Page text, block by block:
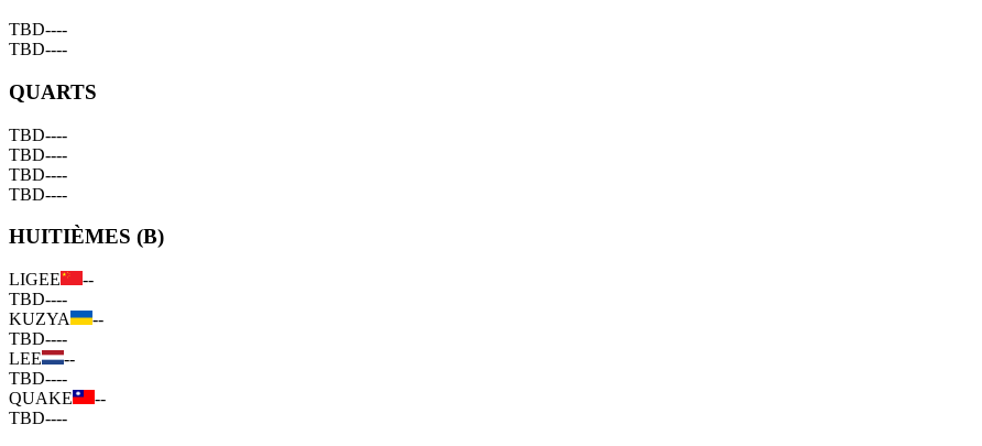
TBD----
TBD----
QUARTS
TBD----
TBD----
TBD----
TBD----
HUITIÈMES (B)
LIGEE
--
TBD----
KUZYA
--
TBD----
LEE
--
TBD----
QUAKE
--
TBD----